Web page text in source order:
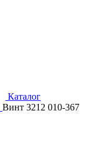
Каталог
Винт 3212 010-367